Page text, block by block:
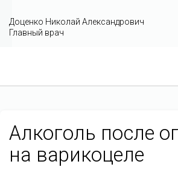
Доценко Николай Александрович
Главный врач
Алкоголь после
на варикоцеле